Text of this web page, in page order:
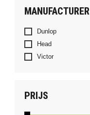
MANUFACTURER
Dunlop
Head
Victor
PRIJS